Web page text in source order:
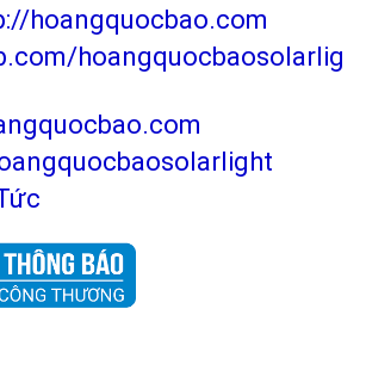
hoangquocbao.com
hoangquocbaosolarlig